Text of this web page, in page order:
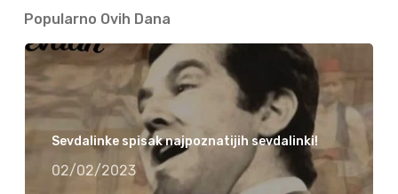
Popularno Ovih Dana
Sevdalinke spisak najpoznatijih sevdalinki!
02/02/2023